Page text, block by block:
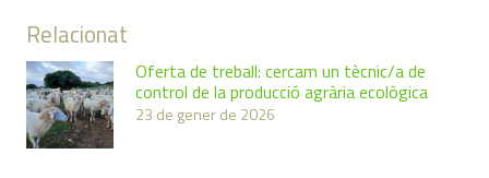
Relacionat
Oferta de treball: cercam un tècnic/a de
control de la producció agrària ecològica
23 de gener de 2026